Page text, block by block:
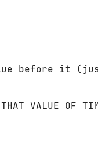
before it
VALUE OF